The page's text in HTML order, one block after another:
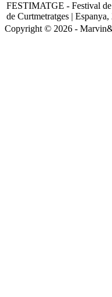
FESTIMATGE - Festival
de Curtmetratges | Espanya,
Copyright © 2026 -